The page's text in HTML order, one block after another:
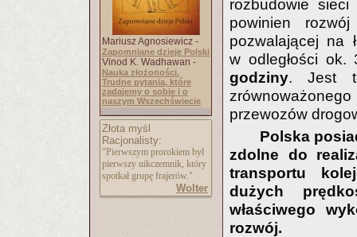
Mariusz Agnosiewicz -
Zapomniane dzieje Polski
Vinod K. Wadhawan -
Nauka złożoności.
Trudne pytania, które
zadajemy o sobie i o
naszym Wszechświecie
Złota myśl
Racjonalisty:
"Pierwszym prorokiem był
pierwszy nikczemnik, który
spotkał grupę frajerów."
Wolter
rozbudowie
powinien
pozwalającej na
w odległości
godziny. Jest
przewozów
Polska
zdolne do
transportu
dużych
właściwego
rozwój.